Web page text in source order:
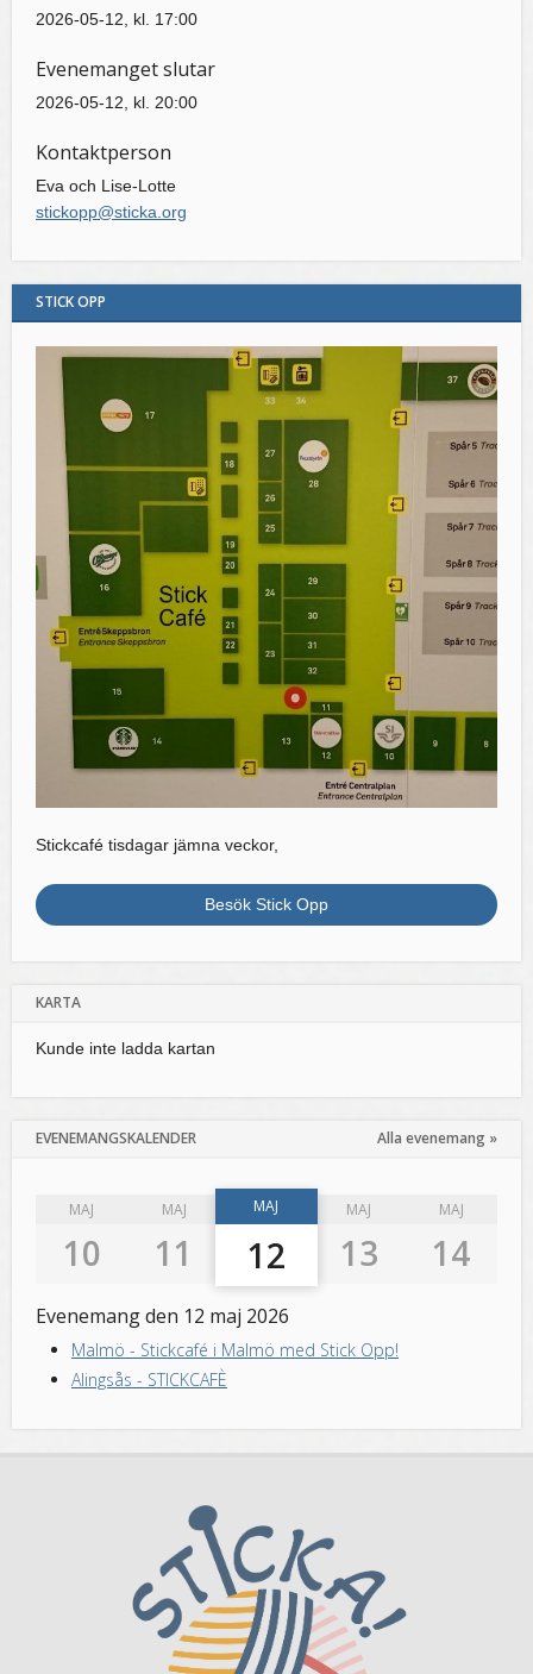
2026-05-12, kl. 17:00
Evenemanget slutar
2026-05-12, kl. 20:00
Kontaktperson
Eva och Lise-Lotte
stickopp@sticka.org
STICK OPP
Stickcafé tisdagar jämna veckor,
Besök Stick Opp
KARTA
Kunde inte ladda kartan
EVENEMANGSKALENDER Alla evenemang »
MAJ
10
MAJ
11
MAJ
12
MAJ
13
MAJ
14
Evenemang den 12 maj 2026
Malmö - Stickcafé i Malmö med Stick Opp!
Alingsås - STICKCAFÈ